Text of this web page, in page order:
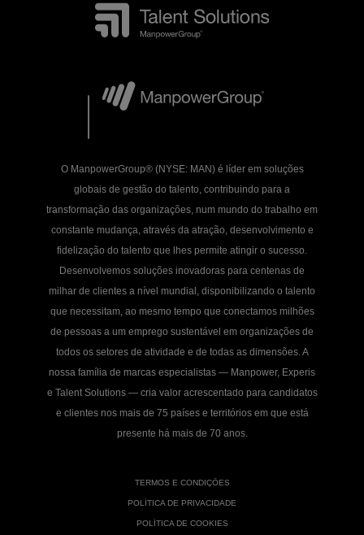
O ManpowerGroup® (NYSE: MAN) é líder em soluções
globais de gestão do talento, contribuindo para a
transformação das organizações, num mundo do trabalho em
constante mudança, através da atração, desenvolvimento e
fidelização do talento que lhes permite atingir o sucesso.
Desenvolvemos soluções inovadoras para centenas de
milhar de clientes a nível mundial, disponibilizando o talento
que necessitam, ao mesmo tempo que conectamos milhões
de pessoas a um emprego sustentável em organizações de
todos os setores de atividade e de todas as dimensões. A
nossa família de marcas especialistas — Manpower, Experis
e Talent Solutions — cria valor acrescentado para candidatos
e clientes nos mais de 75 países e territórios em que está
presente há mais de 70 anos.
TERMOS E CONDIÇÕES
POLÍTICA DE PRIVACIDADE
POLÍTICA DE COOKIES